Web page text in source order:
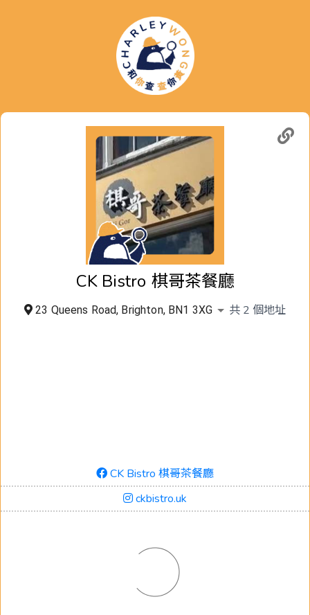
CK Bistro 棋哥茶餐廳
23 Queens Road, Brighton, BN1 3XG 共 2 個地址
CK Bistro 棋哥茶餐廳
ckbistro.uk